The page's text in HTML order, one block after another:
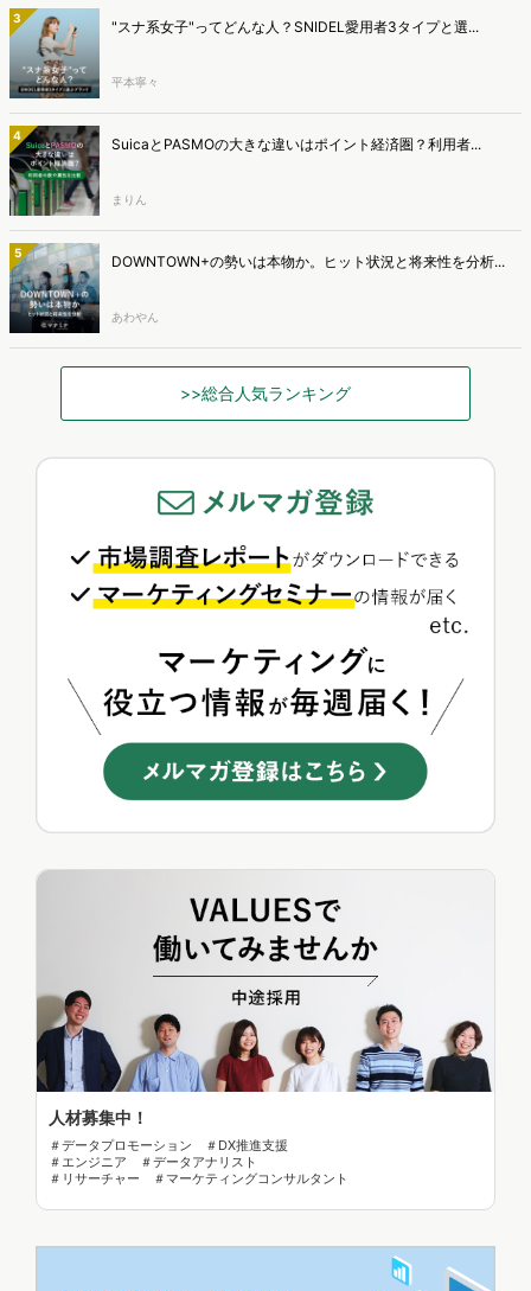
3 "スナ系女子"ってどんな人？SNIDEL愛用者3タイプと選...
平本寧々
4 SuicaとPASMOの大きな違いはポイント経済圏？利用者...
まりん
5 DOWNTOWN+の勢いは本物か。ヒット状況と将来性を分析...
あわやん
>>総合人気ランキング
人材募集中！
＃データプロモーション ＃DX推進支援
＃エンジニア ＃データアナリスト
＃リサーチャー ＃マーケティングコンサルタント